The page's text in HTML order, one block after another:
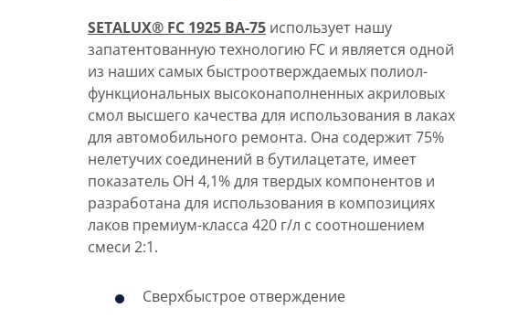
SETALUX® FC 1925 BA-75 использует нашу
запатентованную технологию FC и является одной
из наших самых быстроотверждаемых полиол-
функциональных высоконаполненных акриловых
смол высшего качества для использования в лаках
для автомобильного ремонта. Она содержит 75%
нелетучих соединений в бутилацетате, имеет
показатель OH 4,1% для твердых компонентов и
разработана для использования в композициях
лаков премиум-класса 420 г/л с соотношением
смеси 2:1.
Сверхбыстрое отверждение